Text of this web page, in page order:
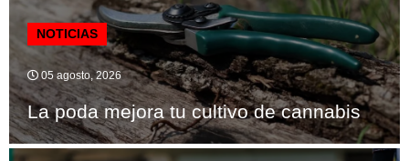
NOTICIAS
05 agosto, 2026
La poda mejora tu cultivo de cannabis